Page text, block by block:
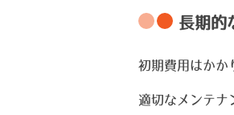
長期的
初期費用はかか
適切なメンテナ